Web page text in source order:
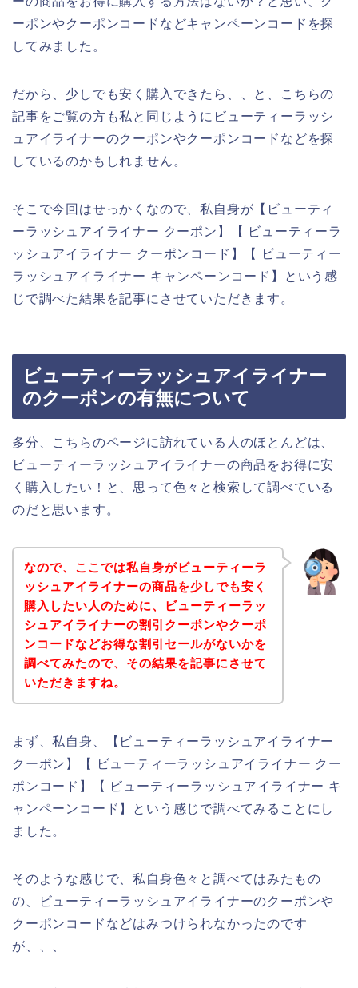
ーポンやクーポンコードなどキャンペーンコードを探
してみました。
だから、少しでも安く購入できたら、、と、こちらの
記事をご覧の方も私と同じようにビューティーラッシ
ュアイライナーのクーポンやクーポンコードなどを探
しているのかもしれません。
そこで今回はせっかくなので、私自身が【ビューティ
ーラッシュアイライナー クーポン】【 ビューティーラ
ッシュアイライナー クーポンコード】【 ビューティー
ラッシュアイライナー キャンペーンコード】という感
じで調べた結果を記事にさせていただきます。
ビューティーラッシュアイライナー
のクーポンの有無について
多分、こちらのページに訪れている人のほとんどは、
ビューティーラッシュアイライナーの商品をお得に安
く購入したい！と、思って色々と検索して調べている
のだと思います。
なので、ここでは私自身がビューティーラ
ッシュアイライナーの商品を少しでも安く
購入したい人のために、ビューティーラッ
シュアイライナーの割引クーポンやクーポ
ンコードなどお得な割引セールがないかを
調べてみたので、その結果を記事にさせて
いただきますね。
まず、私自身、【ビューティーラッシュアイライナー
クーポン】【 ビューティーラッシュアイライナー クー
ポンコード】【 ビューティーラッシュアイライナー キ
ャンペーンコード】という感じで調べてみることにし
ました。
そのような感じで、私自身色々と調べてはみたもの
の、ビューティーラッシュアイライナーのクーポンや
クーポンコードなどはみつけられなかったのです
が、、、